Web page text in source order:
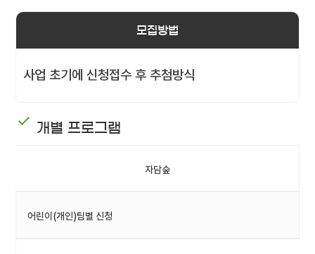
모집방법
사업 초기에 신청접수 후 추첨방식
개별 프로그램
자담숲
어린이(개인)팀별 신청